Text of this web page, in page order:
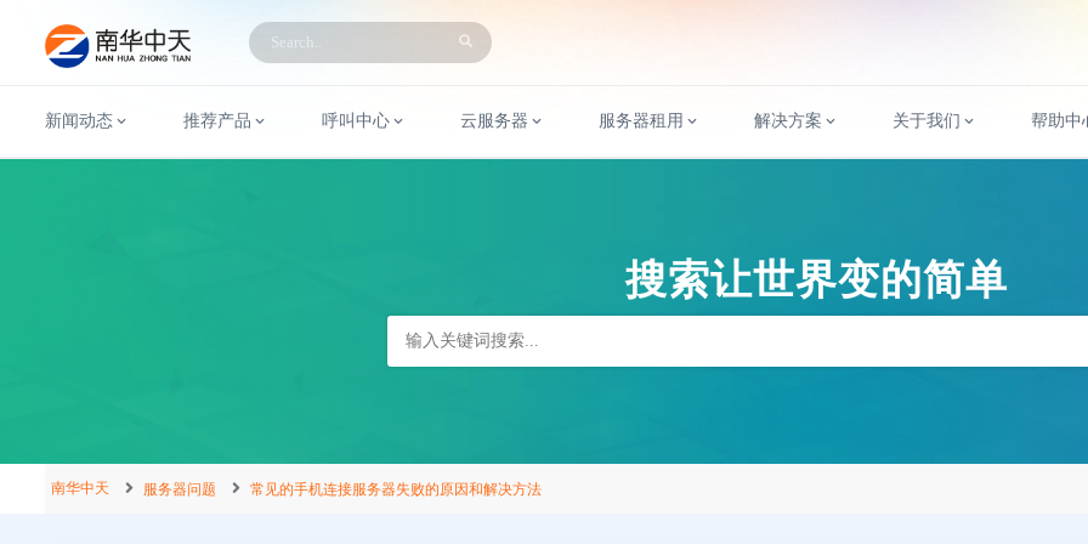
新闻动态 推荐产品 呼叫中心 云服务器 服务器租用 解决方案 关于我们 帮助中
搜索让世界变的简单
南华中天 服务器问题 常见的手机连接服务器失败的原因和解决方法